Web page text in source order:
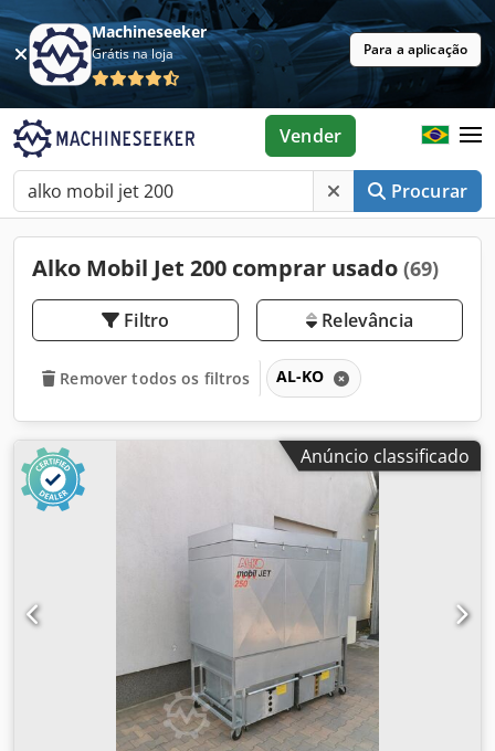
Machineseeker
Grátis na loja Para a aplicação
Procurar
Vender
Alko Mobil Jet 200 comprar usado (69)
Filtro Relevância
Remover todos os filtros AL-KO
Anúncio classificado